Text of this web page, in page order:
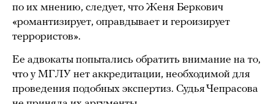
по их мнению, следует, что Женя Беркович
«романтизирует, оправдывает и героизирует
террористов».
Ее адвокаты попытались обратить внимание на то,
что у МГЛУ нет аккредитации, необходимой для
проведения подобных экспертиз. Судья Чепрасова